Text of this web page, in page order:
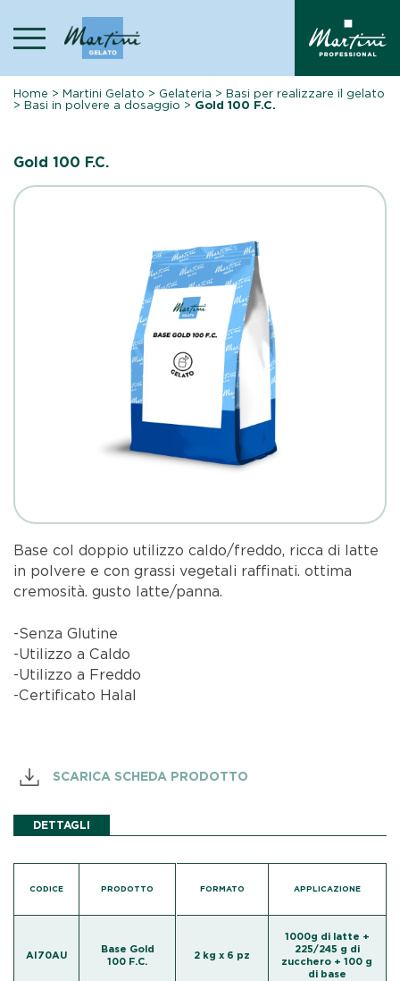
content
Home >Martini Gelato > Gelateria >Basi per realizzare il gelato
>Basi in polvere a dosaggio > Gold 100 F.C.
Gold 100 F.C.
Base col doppio utilizzo caldo/freddo, ricca di latte
in polvere e con grassi vegetali raffinati. ottima
cremosità. gusto latte/panna.
-Senza Glutine
-Utilizzo a Caldo
-Utilizzo a Freddo
-Certificato Halal
SCARICA SCHEDA PRODOTTO
DETTAGLI
CODICE PRODOTTO
AI70AU
Base Gold
100 F.C.
FORMATO APPLICAZIONE
2 kg x 6 pz
1000g di latte +
225/245 g di
zucchero + 100 g
di base